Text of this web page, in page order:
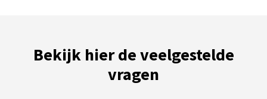
Bekijk hier de veelgestelde
vragen